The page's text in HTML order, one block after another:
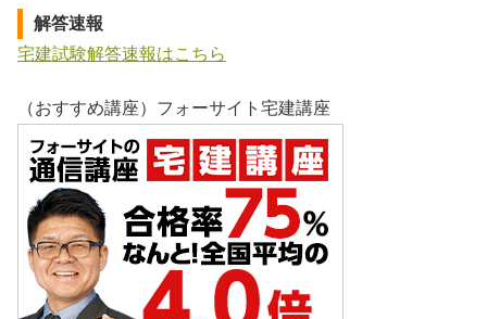
解答速報
宅建試験解答速報はこちら
（おすすめ講座）フォーサイト宅建講座